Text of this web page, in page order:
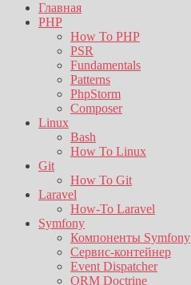
Главная
PHP
How To PHP
PSR
Fundamentals
Patterns
PhpStorm
Composer
Linux
Bash
How To Linux
Git
How To Git
Laravel
How-To Laravel
Symfony
Компоненты Symfony
Сервис-контейнер
Event Dispatcher
ORM Doctrine